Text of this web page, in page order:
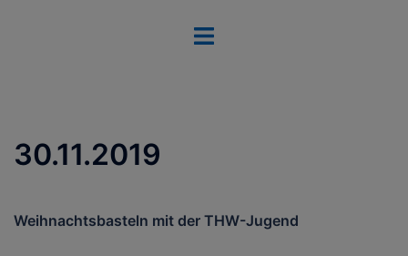
Menü
30.11.2019
Weihnachtsbasteln mit der THW-Jugend